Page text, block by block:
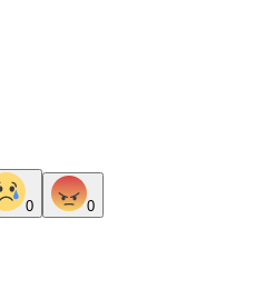
0 0